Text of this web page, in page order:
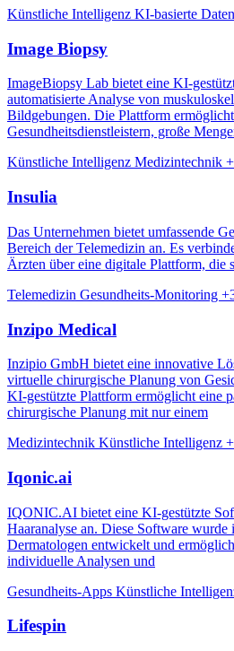
Künstliche Intelligenz KI-basierte
Image Biopsy
ImageBiopsy Lab bietet eine KI-
automatisierte Analyse von
Bildgebungen. Die Plattform
Gesundheitsdienstleistern, große
Künstliche Intelligenz Medizintechnik
Insulia
Das Unternehmen bietet umfassende
Bereich der Telemedizin an. Es
Ärzten über eine digitale Plattform, die
Telemedizin Gesundheits-Monitoring
Inzipo Medical
Inzipio GmbH bietet eine innovative
virtuelle chirurgische Planung von
KI-gestützte Plattform ermöglicht eine
chirurgische Planung mit nur einem
Medizintechnik Künstliche Intelligenz
Iqonic.ai
IQONIC.AI bietet eine KI-gestützte
Haaranalyse an. Diese Software wurde
Dermatologen entwickelt und
individuelle Analysen und
Gesundheits-Apps Künstliche
Lifespin